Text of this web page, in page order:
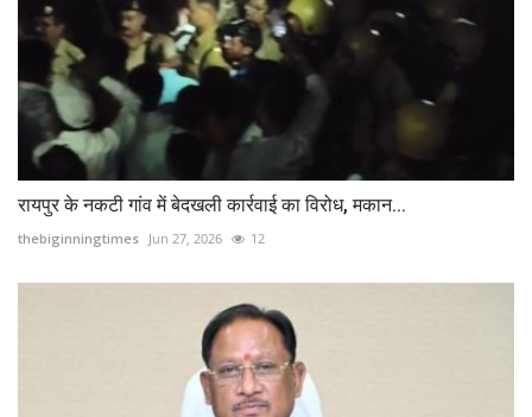
रायपुर के नकटी गांव में बेदखली कार्रवाई का विरोध, मकान...
thebiginningtimes Jun 27, 2026 12